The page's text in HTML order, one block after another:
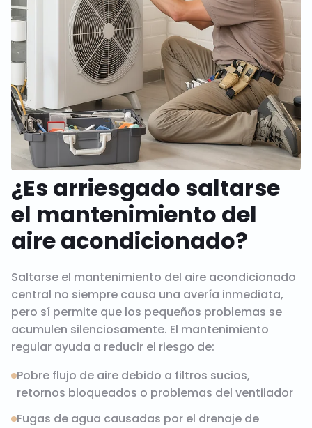
¿Es arriesgado saltarse
el mantenimiento del
aire acondicionado?
Saltarse el mantenimiento del aire acondicionado
central no siempre causa una avería inmediata,
pero sí permite que los pequeños problemas se
acumulen silenciosamente. El mantenimiento
regular ayuda a reducir el riesgo de:
Pobre flujo de aire debido a filtros sucios,
retornos bloqueados o problemas del ventilador
Fugas de agua causadas por el drenaje de